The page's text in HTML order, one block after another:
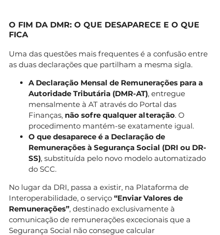
O FIM DA DMR: O QUE DESAPARECE E O QUE
FICA
Uma das questões mais frequentes é a confusão entre
as duas declarações que partilham a mesma sigla.
A Declaração Mensal de Remunerações para a
Autoridade Tributária (DMR-AT), entregue
mensalmente à AT através do Portal das
Finanças, não sofre qualquer alteração. O
procedimento mantém-se exatamente igual.
O que desaparece é a Declaração de
Remunerações à Segurança Social (DRI ou DR-
SS), substituída pelo novo modelo automatizado
do SCC.
No lugar da DRI, passa a existir, na Plataforma de
Interoperabilidade, o serviço “Enviar Valores de
Remunerações”, destinado exclusivamente à
comunicação de remunerações excecionais que a
Segurança Social não consegue calcular